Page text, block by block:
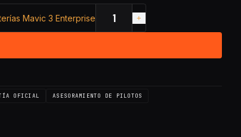
Mavic 3 Enterprise
OFICIAL
ASESORAMIENTO DE PILOTOS